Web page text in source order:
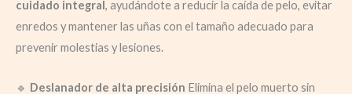
cuidado integral, ayudándote a reducir la caída de pelo, evitar
enredos y mantener las uñas con el tamaño adecuado para
prevenir molestias y lesiones.
🔹 Deslanador de alta precisión Elimina el pelo muerto sin